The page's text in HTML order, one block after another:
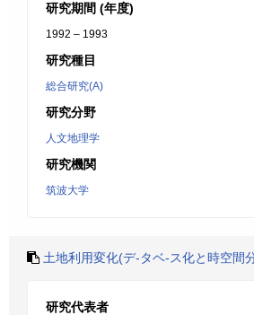
研究期間 (年度)
1992 – 1993
研究種目
総合研究(A)
研究分野
人文地理学
研究機関
筑波大学
土地利用変化(デ-タベ-ス化と時空間
研究代表者